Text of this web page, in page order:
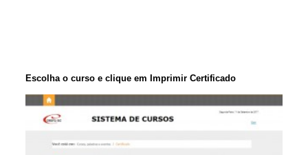
Escolha o curso e clique em Imprimir Certificado